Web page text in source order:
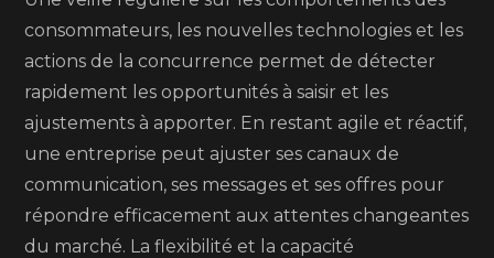
consommateurs, les nouvelles technologies et les
actions de la concurrence permet de détecter
rapidement les opportunités à saisir et les
ajustements à apporter. En restant agile et réactif,
une entreprise peut ajuster ses canaux de
communication, ses messages et ses offres pour
répondre efficacement aux attentes changeantes
du marché. La flexibilité et la capacité